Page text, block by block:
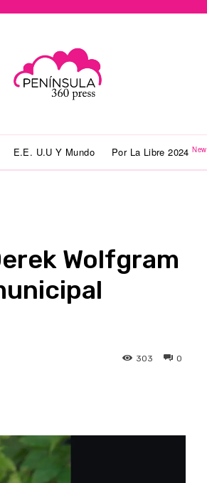
E.E. U.U Y Mundo Por La Libre 2024New
Wolfgram
0
303